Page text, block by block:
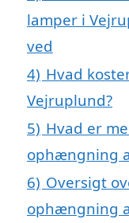
lamper i
ved
4) Hvad
Vejruplund?
5) Hvad er
ophængning
6) Oversigt
ophængning